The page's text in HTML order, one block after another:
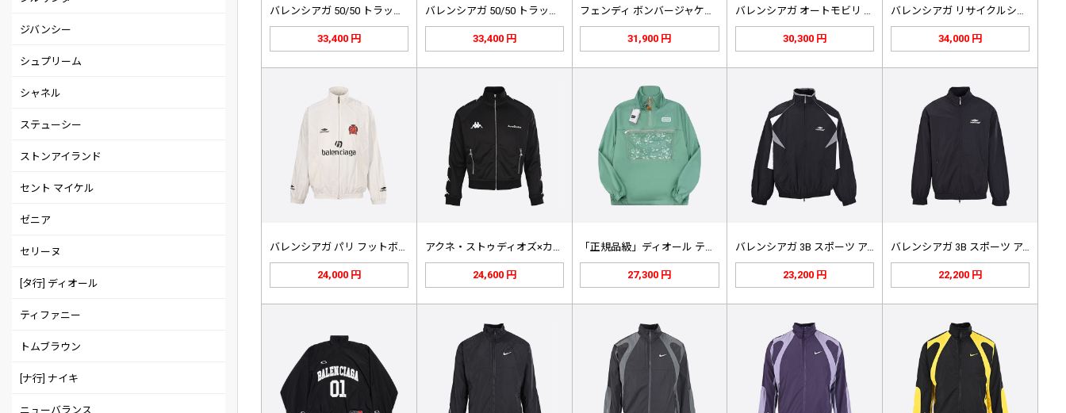
ジバンシー
シュプリーム
シャネル
ステューシー
ストンアイランド
セント マイケル
ゼニア
セリーヌ
[タ行] ディオール
ティファニー
トムブラウン
[ナ行] ナイキ
ニューバランス
33,400 円 33,400 円 31,900 円 30,300 円 34,000 円
バレンシアガ パリ フットボール ト…
24,000 円 24,600 円 27,300 円 23,200 円
バレンシアガ 3B スポーツ アイコ…
22,200 円